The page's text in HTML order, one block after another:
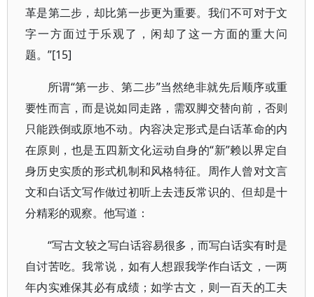
革是第二步，却比第一步更为重要。我们不可对于文
字一方面过于乐观了，闲却了这一方面的重大问
题。”[15]
所谓“第一步、第二步”当然绝非就先后顺序或重
要性而言，而是说如同走路，需双脚交替向前，否则
只能跌倒或原地不动。内容决定形式是白话革命的内
在原则，也是五四新文化运动自身的“新”赖以界定自
身历史实质的形式机制和风格特征。周作人曾对文言
文和白话文写作做过初听上去违反常识的、但却是十
分精彩的观察。他写道：
“写古文较之写白话容易很多，而写白话实有时是
自讨苦吃。我常说，如有人想跟我学作白话文，一两
年内实难保其必有成绩；如学古文，则一百天的工夫